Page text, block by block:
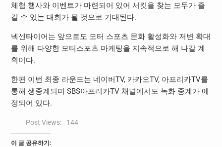
체험 행사와 이벤트가 마련되어 있어 서킷을 찾는 모두가 즐
길 수 있는 대회가 될 것으로 기대된다.
넥센타이어는 앞으로도 모터 스포츠 문화 활성화와 저변 확대
를 위해 다양한 모터스포츠 마케팅을 지속적으로 해 나갈 계
획이다.
한편 이번 최종 라운드는 네이버TV, 카카오TV, 아프리카TV를
통해 생중계되며 SBS아프리카TV 채널에서도 녹화 중계가 예
정되어 있다.
Post Views: 144
이 글 공유하기: